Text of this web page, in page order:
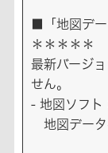
■「地図デ
＊＊＊＊＊
最新バージ
せん。
- 地図ソフ
地図データ